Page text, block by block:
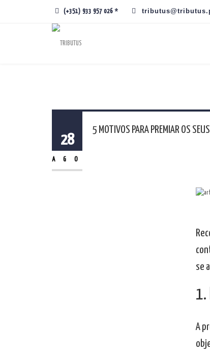
(+351) 933 957 026 *
28
AGO
5 MOTIVOS PARA PREMIAR OS
se
1.
A